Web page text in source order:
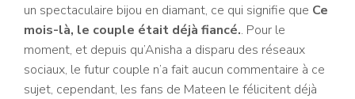
un spectaculaire bijou en diamant, ce qui signifie que Ce
mois-là, le couple était déjà fiancé.. Pour le
moment, et depuis qu’Anisha a disparu des réseaux
sociaux, le futur couple n’a fait aucun commentaire à ce
sujet, cependant, les fans de Mateen le félicitent déjà